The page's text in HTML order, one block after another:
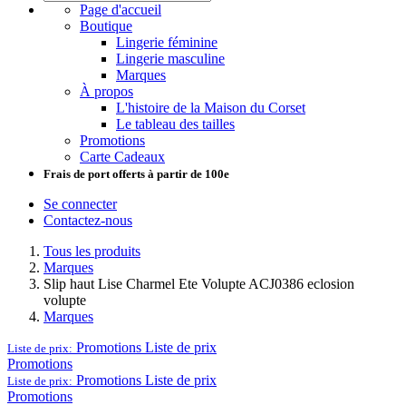
Page d'accueil
Boutique
Lingerie féminine
Lingerie masculine
Marques
À propos
L'histoire de la Maison du Corset
Le tableau des tailles
Promotions
Carte Cadeaux
Frais de port offerts à partir de 100e
Se connecter
Contactez-nous
Tous les produits
Marques
Slip haut Lise Charmel Ete Volupte ACJ0386 eclosion
volupte
Marques
Liste de prix: Promotions Liste de prix
Promotions
Liste de prix: Promotions Liste de prix
Promotions